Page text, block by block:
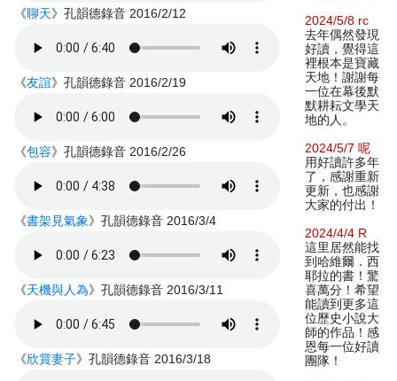
《聊天》孔韻德錄音 2016/2/12
《友誼》孔韻德錄音 2016/2/19
《包容》孔韻德錄音 2016/2/26
《書架見氣象》孔韻德錄音 2016/3/4
《天機與人為》孔韻德錄音 2016/3/11
《欣賞妻子》孔韻德錄音 2016/3/18
2024/5/8 rc
去年偶然發現
好讀，覺得這
裡根本是寶藏
天地！謝謝每
一位在幕後默
默耕耘文學天
地的人。
2024/5/7 呢
用好讀許多年
了，感謝重新
更新，也感謝
大家的付出！
2024/4/4 R
這里居然能找
到哈維爾．西
耶拉的書！驚
喜萬分！希望
能讀到更多這
位歷史小說大
師的作品！感
恩每一位好讀
團隊！